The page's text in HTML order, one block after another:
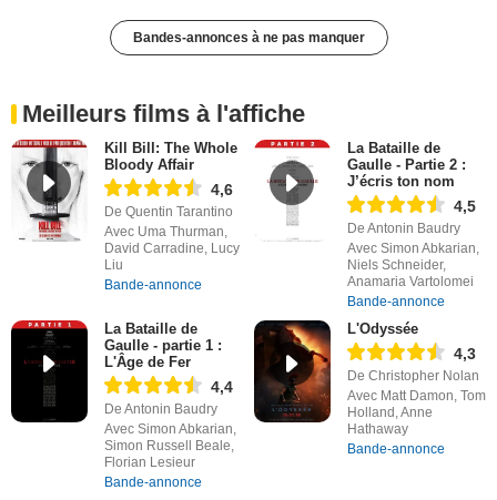
Bandes-annonces à ne pas manquer
Meilleurs films à l'affiche
Kill Bill: The Whole
Bloody Affair
4,6
De Quentin Tarantino
Avec Uma Thurman,
David Carradine, Lucy
Liu
Bande-annonce
La Bataille de
Gaulle - Partie 2 :
J’écris ton nom
4,5
De Antonin Baudry
Avec Simon Abkarian,
Niels Schneider,
Anamaria Vartolomei
Bande-annonce
La Bataille de
Gaulle - partie 1 :
L'Âge de Fer
4,4
De Antonin Baudry
Avec Simon Abkarian,
Simon Russell Beale,
Florian Lesieur
Bande-annonce
L'Odyssée
4,3
De Christopher Nolan
Avec Matt Damon, Tom
Holland, Anne
Hathaway
Bande-annonce